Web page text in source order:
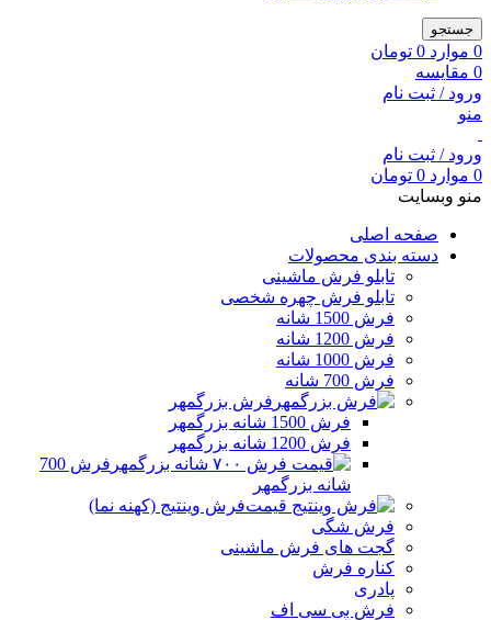
جستجو
0 موارد 0 تومان
0 مقایسه
ورود / ثبت نام
منو
ورود / ثبت نام
0 موارد 0 تومان
منو وبسایت
صفحه اصلی
دسته بندی محصولات
تابلو فرش ماشینی
تابلو فرش چهره شخصی
فرش 1500 شانه
فرش 1200 شانه
فرش 1000 شانه
فرش 700 شانه
فرش بزرگمهر
فرش 1500 شانه بزرگمهر
فرش 1200 شانه بزرگمهر
فرش 700
شانه بزرگمهر
فرش وینتیج (کهنه نما)
فرش شگی
گجت های فرش ماشینی
کناره فرش
پادری
فرش بی سی اف